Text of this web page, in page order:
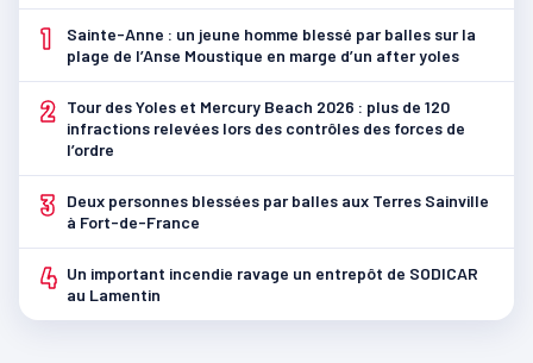
1
Sainte-Anne : un jeune homme blessé par balles sur la
plage de l’Anse Moustique en marge d’un after yoles
2
Tour des Yoles et Mercury Beach 2026 : plus de 120
infractions relevées lors des contrôles des forces de
l’ordre
3
Deux personnes blessées par balles aux Terres Sainville
à Fort-de-France
4 Un important incendie ravage un entrepôt de SODICAR
au Lamentin